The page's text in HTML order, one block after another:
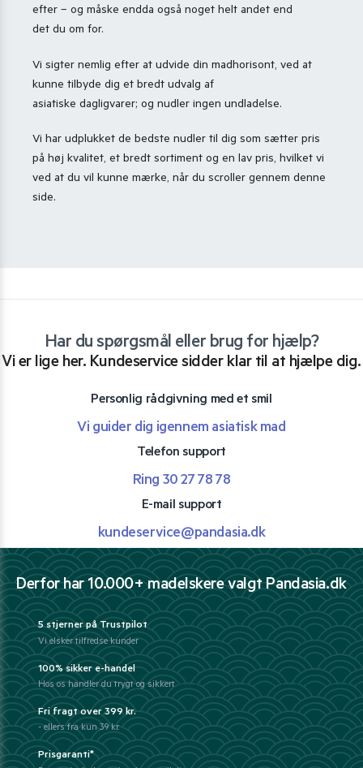
efter – og måske endda også noget helt andet end
det du om for.
Vi sigter nemlig efter at udvide din madhorisont, ved at
kunne tilbyde dig et bredt udvalg af
asiatiske dagligvarer; og nudler ingen undladelse.
Vi har udplukket de bedste nudler til dig som sætter pris
på høj kvalitet, et bredt sortiment og en lav pris, hvilket vi
ved at du vil kunne mærke, når du scroller gennem denne
side.
Har du spørgsmål eller brug for hjælp?
Vi er lige her. Kundeservice sidder klar til at hjælpe dig.
Personlig rådgivning med et smil
Vi guider dig igennem asiatisk mad
Telefon support
Ring 30 27 78 78
E-mail support
kundeservice@pandasia.dk
Derfor har 10.000+ madelskere valgt Pandasia.dk
5 stjerner på Trustpilot
Vi elsker tilfredse kunder
100% sikker e-handel
Hos os handler du trygt og sikkert
Fri fragt over 399 kr.
- ellers fra kun 39 kr.
Prisgaranti*